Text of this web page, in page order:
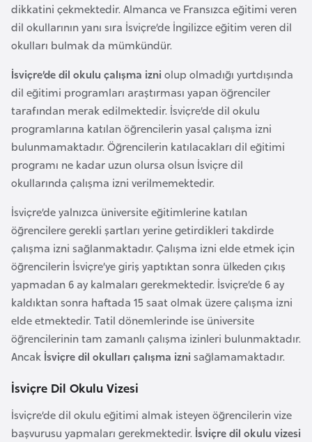
dikkatini çekmektedir. Almanca ve Fransızca eğitimi veren
dil okullarının yanı sıra İsviçre’de İngilizce eğitim veren dil
okulları bulmak da mümkündür.
İsviçre’de dil okulu çalışma izni olup olmadığı yurtdışında
dil eğitimi programları araştırması yapan öğrenciler
tarafından merak edilmektedir. İsviçre’de dil okulu
programlarına katılan öğrencilerin yasal çalışma izni
bulunmamaktadır. Öğrencilerin katılacakları dil eğitimi
programı ne kadar uzun olursa olsun İsviçre dil
okullarında çalışma izni verilmemektedir.
İsviçre’de yalnızca üniversite eğitimlerine katılan
öğrencilere gerekli şartları yerine getirdikleri takdirde
çalışma izni sağlanmaktadır. Çalışma izni elde etmek için
öğrencilerin İsviçre’ye giriş yaptıktan sonra ülkeden çıkış
yapmadan 6 ay kalmaları gerekmektedir. İsviçre’de 6 ay
kaldıktan sonra haftada 15 saat olmak üzere çalışma izni
elde etmektedir. Tatil dönemlerinde ise üniversite
öğrencilerinin tam zamanlı çalışma izinleri bulunmaktadır.
Ancak İsviçre dil okulları çalışma izni sağlamamaktadır.
İsviçre Dil Okulu Vizesi
İsviçre’de dil okulu eğitimi almak isteyen öğrencilerin vize
başvurusu yapmaları gerekmektedir. İsviçre dil okulu vizesi
G
i
e
r
n
d
a
G
ü
n
e
y
K
o
r
e